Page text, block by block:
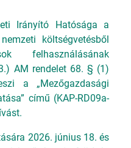
Irányító Hatósága a
költségvetésből
felhasználásának
AM rendelet 68. § (1)
a „Mezőgazdasági
című (KAP-RD09a-
2026. június 18. és